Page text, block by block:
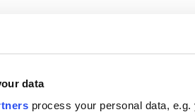
data
process your personal data,